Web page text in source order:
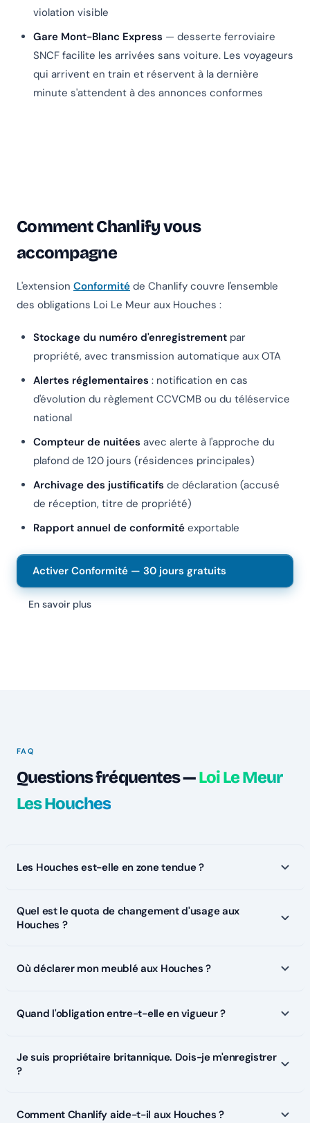
violation visible
Gare Mont-Blanc Express — desserte ferroviaire
SNCF facilite les arrivées sans voiture. Les voyageurs
qui arrivent en train et réservent à la dernière
minute s'attendent à des annonces conformes
Comment Chanlify vous
accompagne
L'extension Conformité de Chanlify couvre l'ensemble
des obligations Loi Le Meur aux Houches :
Stockage du numéro d'enregistrement par
propriété, avec transmission automatique aux OTA
Alertes réglementaires : notification en cas
d'évolution du règlement CCVCMB ou du téléservice
national
Compteur de nuitées avec alerte à l'approche du
plafond de 120 jours (résidences principales)
Archivage des justificatifs de déclaration (accusé
de réception, titre de propriété)
Rapport annuel de conformité exportable
Activer Conformité — 30 jours gratuits
En savoir plus
FAQ
Questions fréquentes —Loi Le Meur
Les Houches
Les Houches est-elle en zone tendue ?
Quel est le quota de changement d'usage aux
Houches ?
Où déclarer mon meublé aux Houches ?
Quand l'obligation entre-t-elle en vigueur ?
Je suis propriétaire britannique. Dois-je m'enregistrer
?
Comment Chanlify aide-t-il aux Houches ?